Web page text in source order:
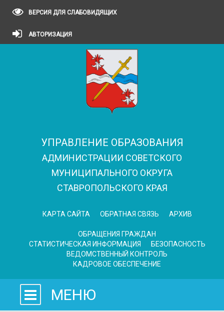
ВЕРСИЯ ДЛЯ СЛАБОВИДЯЩИХ
АВТОРИЗАЦИЯ
УПРАВЛЕНИЕ ОБРАЗОВАНИЯ
АДМИНИСТРАЦИИ СОВЕТСКОГО
МУНИЦИПАЛЬНОГО ОКРУГА
СТАВРОПОЛЬСКОГО КРАЯ
КАРТА САЙТА ОБРАТНАЯ СВЯЗЬ АРХИВ
ОБРАЩЕНИЯ ГРАЖДАН
СТАТИСТИЧЕСКАЯ ИНФОРМАЦИЯ
БЕЗОПАСНОСТЬ
ВЕДОМСТВЕННЫЙ КОНТРОЛЬ
КАДРОВОЕ ОБЕСПЕЧЕНИЕ
МЕНЮ